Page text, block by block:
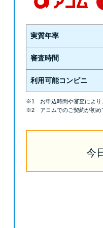
実質年率
審査時間
利用可能コンビニ
※1 お申込時間や審査により
※2 アコムでのご契約が初め
今